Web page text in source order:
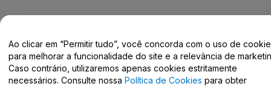
Centro de Ajuda / Fale Conosco
Ao clicar em “Permitir tudo”, você concorda com o uso de
para melhorar a funcionalidade do site e a relevância de
Caso contrário, utilizaremos apenas cookies estritamente
necessários. Consulte nossa Política de Cookies para obter